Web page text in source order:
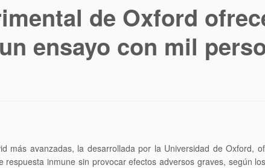
de Oxford
ensayo con mil
más avanzadas, la desarrollada por la Universidad de Oxford,
inmune sin provocar efectos adversos graves, según